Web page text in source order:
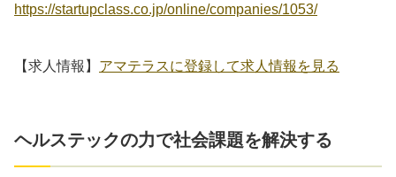
https://startupclass.co.jp/online/companies/1053/
【求人情報】 アマテラスに登録して求人情報を見る
ヘルステックの力で社会課題を解決する